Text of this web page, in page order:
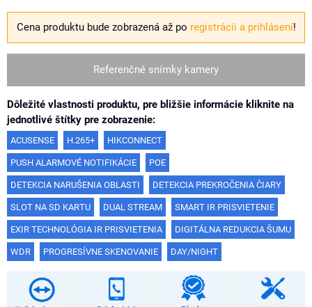
Cena produktu bude zobrazená až po registrácii a prihlásení!
Referenčné snímky kamery
Dôležité vlastnosti produktu, pre bližšie informácie kliknite na
jednotlivé štítky pre zobrazenie:
ACUSENSE H.265+ HIKCONNECT
PUSH ALARMOVÉ NOTIFIKÁCIE POE
DETEKCIA NARUŠENIA OBLASTI DETEKCIA PREKROČENIA ČIARY
SLOT NA SD KARTU DUAL STREAM SMART IR PRISVIETENIE
EXIR TECHNOLÓGIA IR PRISVIETENIA DIGITÁLNA REDUKCIA ŠUMU
WDR PROGRESÍVNE SKENOVANIE DAY/NIGHT